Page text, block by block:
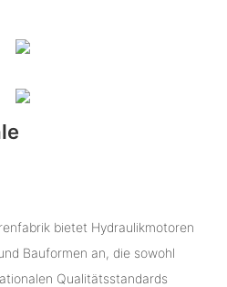
bietet Hydraulikmotoren
Bauformen an, die sowohl
Qualitätsstandards